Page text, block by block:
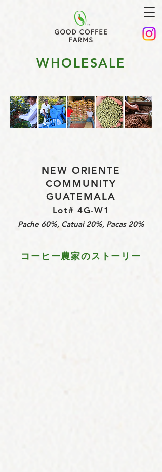
WHOLESALE
NEW ORIENTE
COMMUNITY
GUATEMALA
Lot# 4G-W1
Pache 60%, Catuai 20%, Pacas 20%
コーヒー農家のストーリー